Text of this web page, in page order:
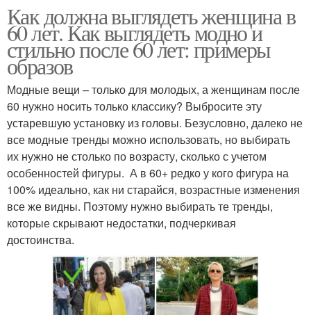
Как должна выглядеть женщина в
60 лет. Как выглядеть модно и
стильно после 60 лет: примеры
образов
Модные вещи – только для молодых, а женщинам после
60 нужно носить только классику? Выбросите эту
устаревшую установку из головы. Безусловно, далеко не
все модные тренды можно использовать, но выбирать
их нужно не столько по возрасту, сколько с учетом
особенностей фигуры. А в 60+ редко у кого фигура на
100% идеально, как ни старайся, возрастные изменения
все же видны. Поэтому нужно выбирать те тренды,
которые скрывают недостатки, подчеркивая
достоинства.